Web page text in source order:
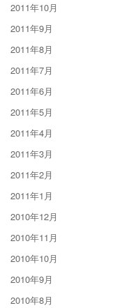
2011年10月
2011年9月
2011年8月
2011年7月
2011年6月
2011年5月
2011年4月
2011年3月
2011年2月
2011年1月
2010年12月
2010年11月
2010年10月
2010年9月
2010年8月